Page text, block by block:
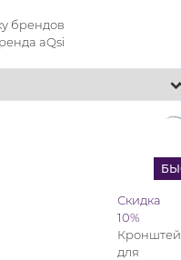
брендов
aQsi
Скидка
10%
для